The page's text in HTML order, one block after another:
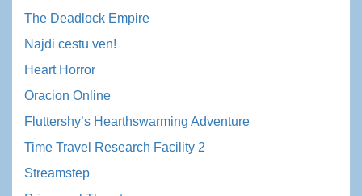
The Deadlock Empire
Najdi cestu ven!
Heart Horror
Oracion Online
Fluttershy’s Hearthswarming Adventure
Time Travel Research Facility 2
Streamstep